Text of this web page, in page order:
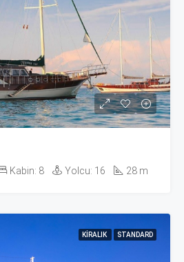
Kabin: 8 Yolcu: 16 28 m
KIRALIK STANDARD